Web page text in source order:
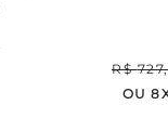
R$ 727,
OU8